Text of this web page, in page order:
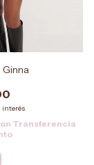
interés
Transferencia